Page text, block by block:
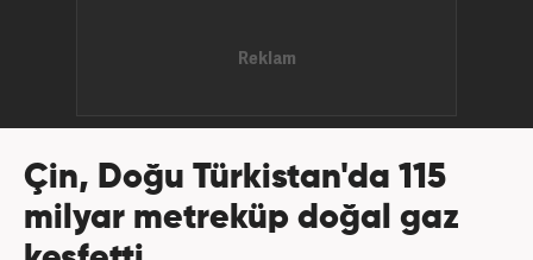
Çin, Doğu Türkistan'da 115
milyar metreküp doğal gaz